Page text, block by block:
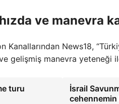
ve manevra
Kanallarından News18,
gelişmiş manevra yeteneği
turu
İsrail
cehennemin